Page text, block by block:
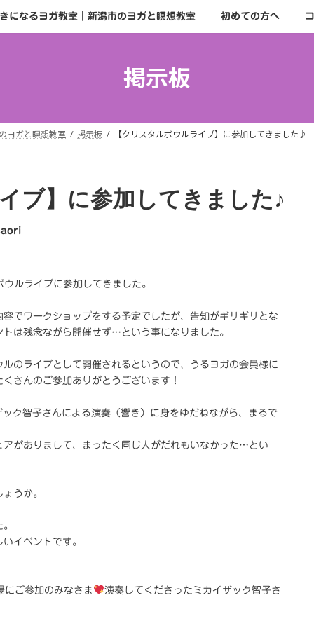
になるヨガ教室｜新潟市のヨガと瞑想教室 初めての方へ
掲示板
ヨガと瞑想教室 掲示板 【クリスタルボウルライブ】に参加してきました♪
ブ】に参加してきました♪
ルライブに参加してきました。
でワークショップをする予定でしたが、告知がギリギリとな
は残念ながら開催せず…という事になりました。
のライブとして開催されるというので、うるヨガの会員様に
さんのご参加ありがとうございます！
智子さんによる演奏（響き）に身をゆだねながら、まるで
がありまして、まったく同じ人がだれもいなかった…とい
うか。
イベントです。
にご参加のみなさま 演奏してくださったミカイザック智子さ